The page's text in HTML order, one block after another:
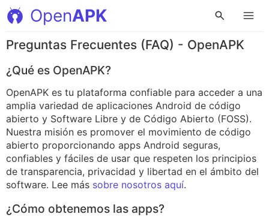
OpenAPK
Preguntas Frecuentes (FAQ) - OpenAPK
¿Qué es OpenAPK?
OpenAPK es tu plataforma confiable para acceder a una
amplia variedad de aplicaciones Android de código
abierto y Software Libre y de Código Abierto (FOSS).
Nuestra misión es promover el movimiento de código
abierto proporcionando apps Android seguras,
confiables y fáciles de usar que respeten los principios
de transparencia, privacidad y libertad en el ámbito del
software. Lee más sobre nosotros aquí.
¿Cómo obtenemos las apps?